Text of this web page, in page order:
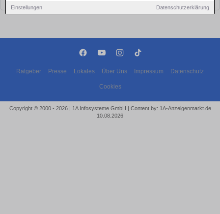
Einstellungen Datenschutzerklärung
Ratgeber Presse Lokales Über Uns Impressum Datenschutz
Cookies
Copyright © 2000 - 2026 | 1A Infosysteme GmbH | Content by: 1A-Anzeigenmarkt.de
10.08.2026